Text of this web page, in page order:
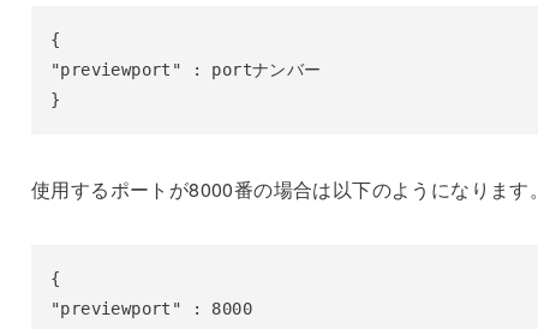
{
"previewport" : portナンバー
}
使用するポートが8000番の場合は以下のようになります
{
"previewport" : 8000